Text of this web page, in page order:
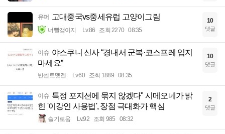
유머 고대중국vs중세유럽 고양이그림
너빨갱이지 Lv.86 조회 2270 08:35
10
댓글
이슈 야스쿠니 신사 “경내서 군복·코스프레 입지
마세요”
빈센트멧젠 Lv.60 조회 1889 08:35
10
댓글
이슈 특정 포지션에 묶지 않겠다" 시메오네가 밝
힌 '이강인 사용법', 장점 극대화가 핵심
슬기로움 Lv.92 조회 985 08:32
2
댓글